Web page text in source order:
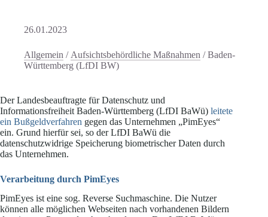
26.01.2023
Allgemein / Aufsichtsbehördliche Maßnahmen /Baden-
Württemberg (LfDI BW)
Der Landesbeauftragte für Datenschutz und
Informationsfreiheit Baden-Württemberg (LfDI BaWü) leitete
ein Bußgeldverfahren gegen das Unternehmen „PimEyes“
ein. Grund hierfür sei, so der LfDI BaWü die
datenschutzwidrige Speicherung biometrischer Daten durch
das Unternehmen.
Verarbeitung durch PimEyes
PimEyes ist eine sog. Reverse Suchmaschine. Die Nutzer
können alle möglichen Webseiten nach vorhandenen Bildern